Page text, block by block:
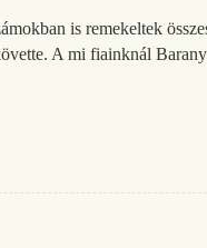
is remekeltek
A mi fiainknál